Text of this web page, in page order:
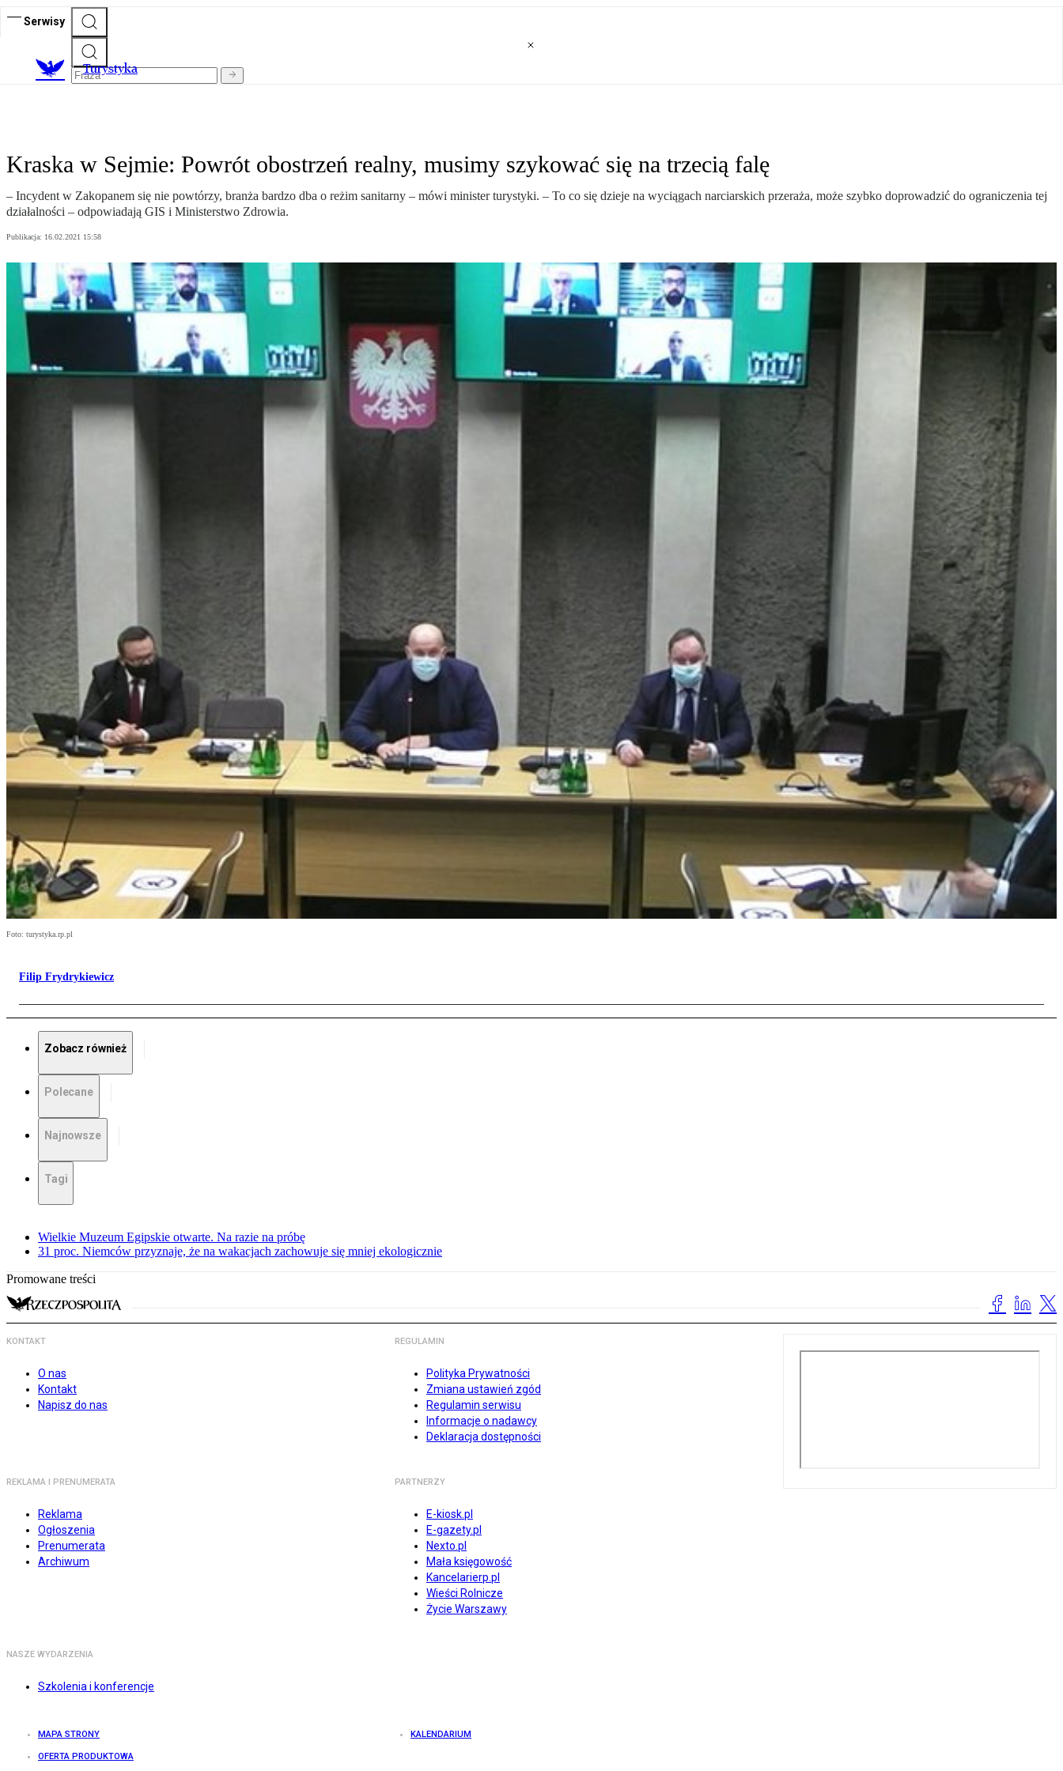
Serwisy
Turystyka
Kraska w Sejmie: Powrót obostrzeń realny, musimy szykować się na trzecią falę
– Incydent w Zakopanem się nie powtórzy, branża bardzo dba o reżim sanitarny – mówi minister turystyki. – To co się dzieje na wyciągach narciarskich przeraża, może szybko doprowadzić do ograniczenia tej
działalności – odpowiadają GIS i Ministerstwo Zdrowia.
Publikacja: 16.02.2021 15:58
Foto: turystyka.rp.pl
Filip Frydrykiewicz
Zobacz również
Polecane
Najnowsze
Tagi
Wielkie Muzeum Egipskie otwarte. Na razie na próbę
31 proc. Niemców przyznaje, że na wakacjach zachowuje się mniej ekologicznie
Promowane treści
KONTAKT
O nas
Kontakt
Napisz do nas
REGULAMIN
Polityka Prywatności
Zmiana ustawień zgód
Regulamin serwisu
Informacje o nadawcy
Deklaracja dostępności
REKLAMA I PRENUMERATA
Reklama
Ogłoszenia
Prenumerata
Archiwum
PARTNERZY
E-kiosk.pl
E-gazety.pl
Nexto.pl
Mała księgowość
Kancelarierp.pl
Wieści Rolnicze
Życie Warszawy
NASZE WYDARZENIA
Szkolenia i konferencje
MAPA STRONY KALENDARIUM
OFERTA PRODUKTOWA